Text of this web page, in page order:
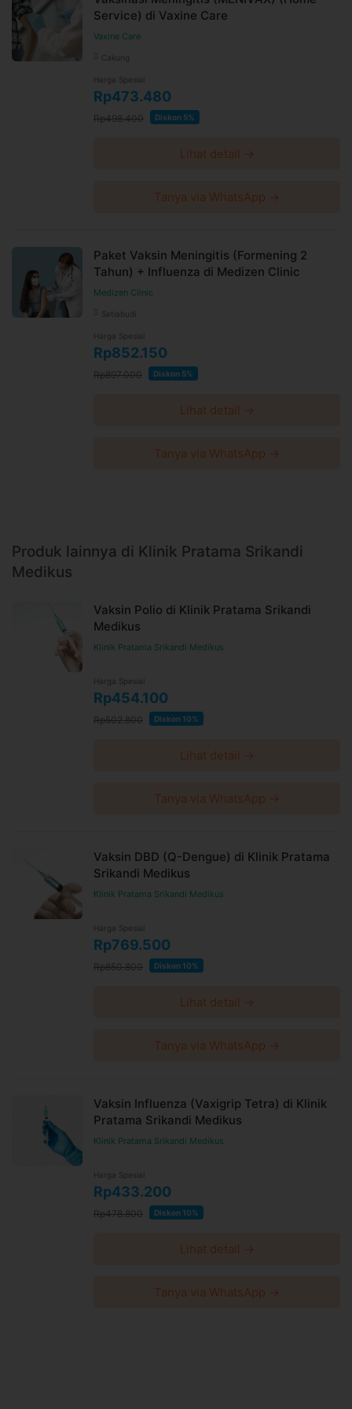
Service) di Vaxine Care
Vaxine Care
Cakung
Harga Spesial
Rp473.480
Rp498.400 Diskon 5%
Lihat detail →
Tanya via WhatsApp →
Paket Vaksin Meningitis (Formening 2
Tahun) + Influenza di Medizen Clinic
Medizen Clinic
Setiabudi
Harga Spesial
Rp852.150
Rp897.000 Diskon 5%
Lihat detail →
Tanya via WhatsApp →
Produk lainnya di Klinik Pratama Srikandi
Medikus
Vaksin Polio di Klinik Pratama Srikandi
Medikus
Klinik Pratama Srikandi Medikus
Harga Spesial
Rp454.100
Rp502.800 Diskon 10%
Lihat detail →
Tanya via WhatsApp →
Vaksin DBD (Q-Dengue) di Klinik Pratama
Srikandi Medikus
Klinik Pratama Srikandi Medikus
Harga Spesial
Rp769.500
Rp850.800 Diskon 10%
Lihat detail →
Tanya via WhatsApp →
Vaksin Influenza (Vaxigrip Tetra) di Klinik
Pratama Srikandi Medikus
Klinik Pratama Srikandi Medikus
Harga Spesial
Rp433.200
Rp478.800 Diskon 10%
Lihat detail →
Tanya via WhatsApp →